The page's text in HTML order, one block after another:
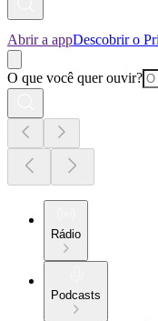
Abrir a appDescobrir o
O que você quer ouvir?
Rádio
Podcasts